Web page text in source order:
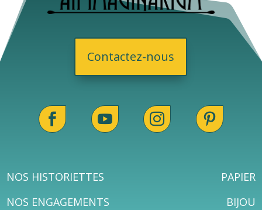
Contactez-nous
   
BIJOU
NOS ENGAGEMENTS
PAPIER
NOS HISTORIETTES